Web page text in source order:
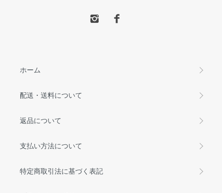
ホーム
配送・送料について
返品について
支払い方法について
特定商取引法に基づく表記